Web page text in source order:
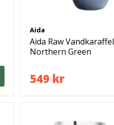
Aida
Aida Raw Vandkaraffel
Northern Green
549 kr